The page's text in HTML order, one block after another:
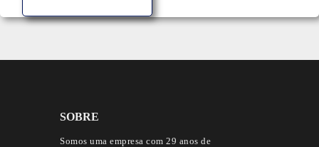
SOBRE
Somos uma empresa com 29 anos de